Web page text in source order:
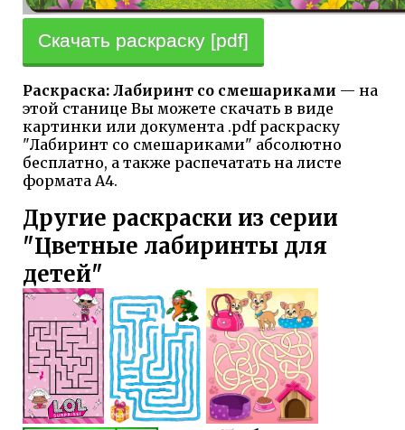
Скачать раскраску [pdf]
Раскраска: Лабиринт со смешариками — на
этой станице Вы можете скачать в виде
картинки или документа .pdf раскраску
"Лабиринт со смешариками" абсолютно
бесплатно, а также распечатать на листе
формата А4.
Другие раскраски из серии
"Цветные лабиринты для
детей"